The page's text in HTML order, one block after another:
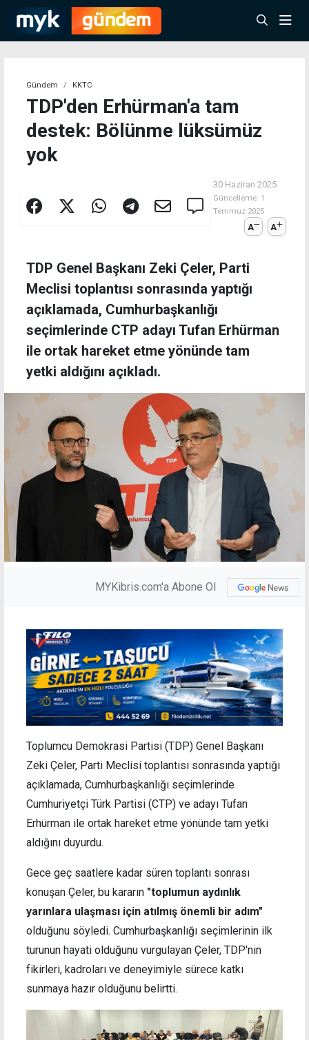
Gündem KKTC
TDP'den Erhürman'a tam
destek: Bölünme lüksümüz
yok
30 Haziran 2025
Güncelleme: 1
Temmuz 2025
A A
TDP Genel Başkanı Zeki Çeler, Parti
Meclisi toplantısı sonrasında yaptığı
açıklamada, Cumhurbaşkanlığı
seçimlerinde CTP adayı Tufan Erhürman
ile ortak hareket etme yönünde tam
yetki aldığını açıkladı.
MYKibris.com'a Abone Ol
Toplumcu Demokrasi Partisi (TDP) Genel Başkanı
Zeki Çeler, Parti Meclisi toplantısı sonrasında yaptığı
açıklamada, Cumhurbaşkanlığı seçimlerinde
Cumhuriyetçi Türk Partisi (CTP) ve adayı Tufan
Erhürman ile ortak hareket etme yönünde tam yetki
aldığını duyurdu.
Gece geç saatlere kadar süren toplantı sonrası
konuşan Çeler, bu kararın "toplumun aydınlık
yarınlara ulaşması için atılmış önemli bir adım"
olduğunu söyledi. Cumhurbaşkanlığı seçimlerinin ilk
turunun hayati olduğunu vurgulayan Çeler, TDP'nin
fikirleri, kadroları ve deneyimiyle sürece katkı
sunmaya hazır olduğunu belirtti.